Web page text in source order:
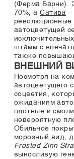
(Ферма Барни).
70%, аСатива –
революционные
автоцветущей
штамм с
также
ВНЕШНИЙ
Несмотря на
автоцветущего
соцветия,
ожиданиям
плотные и
невероятную
Обильное
морозный вид,
Frosted Zinn
выносливую